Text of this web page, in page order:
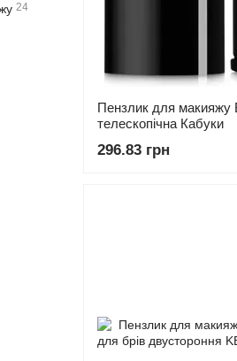
Пензлик для
телескопічна Кабуки
296.83 грн
24